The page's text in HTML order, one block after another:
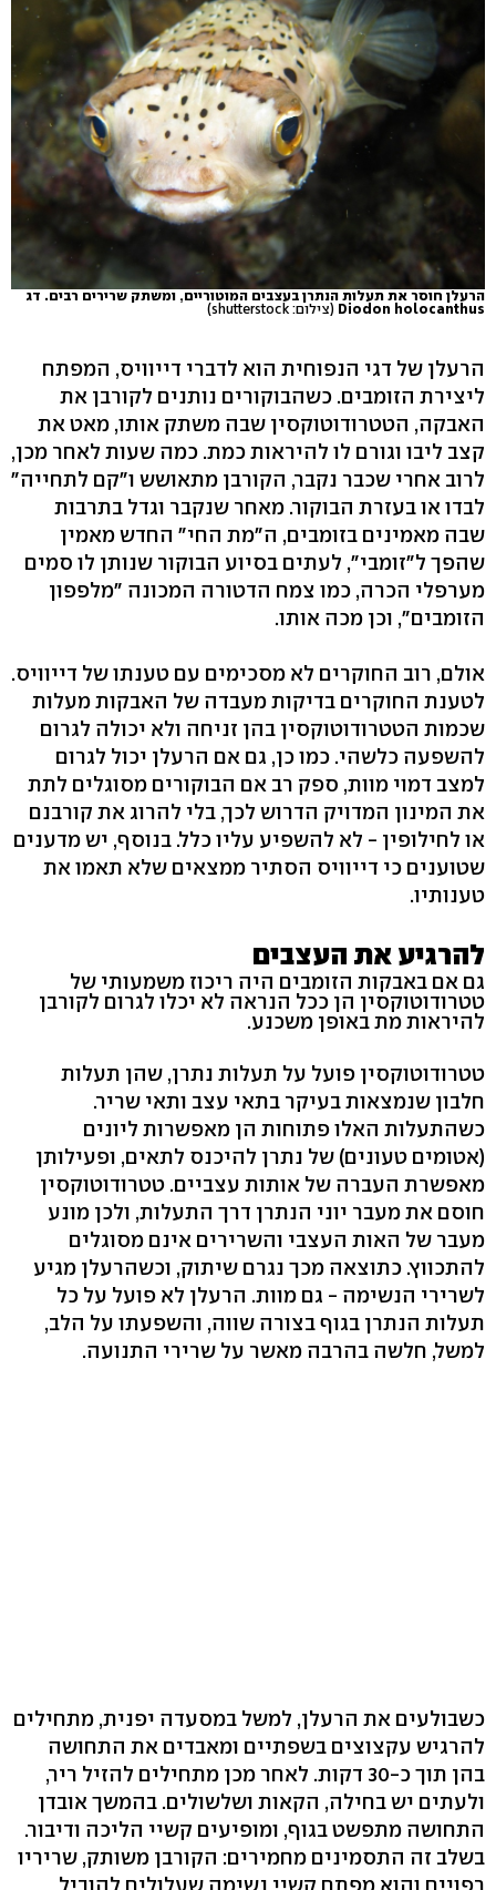
הרעלן חוסר את תעלות הנתרן בעצבים המוטוריים, ומשתק שרירים רבים. דג
Diodon holocanthus (צילום: shutterstock)
הרעלן של דגי הנפוחית הוא לדברי דייוויס, המפתח
ליצירת הזומבים. כשהבוקורים נותנים לקורבן את
האבקה, הטטרודוטוקסין שבה משתק אותו, מאט את
קצב ליבו וגורם לו להיראות כמת. כמה שעות לאחר מכן,
לרוב אחרי שכבר נקבר, הקורבן מתאושש ו"קם לתחייה"
לבדו או בעזרת הבוקור. מאחר שנקבר וגדל בתרבות
שבה מאמינים בזומבים, ה"מת החי" החדש מאמין
שהפך ל"זומבי", לעתים בסיוע הבוקור שנותן לו סמים
מערפלי הכרה, כמו צמח הדטורה המכונה "מלפפון
הזומבים", וכן מכה אותו.
אולם, רוב החוקרים לא מסכימים עם טענתו של דייוויס.
לטענת החוקרים בדיקות מעבדה של האבקות מעלות
שכמות הטטרודוטוקסין בהן זניחה ולא יכולה לגרום
להשפעה כלשהי. כמו כן, גם אם הרעלן יכול לגרום
למצב דמוי מוות, ספק רב אם הבוקורים מסוגלים לתת
את המינון המדויק הדרוש לכך, בלי להרוג את קורבנם
או לחילופין - לא להשפיע עליו כלל. בנוסף, יש מדענים
שטוענים כי דייוויס הסתיר ממצאים שלא תאמו את
טענותיו.
להרגיע את העצבים
גם אם באבקות הזומבים היה ריכוז משמעותי של
טטרודוטוקסין הן ככל הנראה לא יכלו לגרום לקורבן
להיראות מת באופן משכנע.
טטרודוטוקסין פועל על תעלות נתרן, שהן תעלות
חלבון שנמצאות בעיקר בתאי עצב ותאי שריר.
כשהתעלות האלו פתוחות הן מאפשרות ליונים
(אטומים טעונים) של נתרן להיכנס לתאים, ופעילותן
מאפשרת העברה של אותות עצביים. טטרודוטוקסין
חוסם את מעבר יוני הנתרן דרך התעלות, ולכן מונע
מעבר של האות העצבי והשרירים אינם מסוגלים
להתכווץ. כתוצאה מכך נגרם שיתוק, וכשהרעלן מגיע
לשרירי הנשימה - גם מוות. הרעלן לא פועל על כל
תעלות הנתרן בגוף בצורה שווה, והשפעתו על הלב,
למשל, חלשה בהרבה מאשר על שרירי התנועה.
כשבולעים את הרעלן, למשל במסעדה יפנית, מתחילים
להרגיש עקצוצים בשפתיים ומאבדים את התחושה
בהן תוך כ-30 דקות. לאחר מכן מתחילים להזיל ריר,
ולעתים יש בחילה, הקאות ושלשולים. בהמשך אובדן
התחושה מתפשט בגוף, ומופיעים קשיי הליכה ודיבור.
בשלב זה התסמינים מחמירים: הקורבן משותק, שריריו